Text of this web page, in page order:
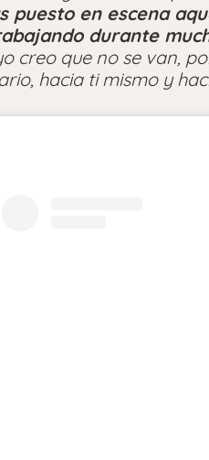
puesto en escena
durante
creo que no se van,
hacia ti mismo y